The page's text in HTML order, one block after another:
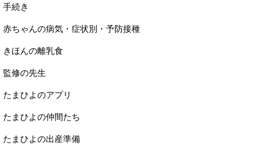
手続き
赤ちゃんの病気・症状別・予防接種
きほんの離乳食
監修の先生
たまひよのアプリ
たまひよの仲間たち
たまひよの出産準備